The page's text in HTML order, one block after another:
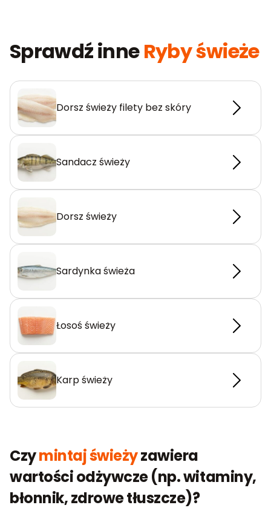
Sprawdź inneRyby świeże
Dorsz świeży filety bez skóry
Sandacz świeży
Dorsz świeży
Sardynka świeża
Łosoś świeży
Karp świeży
Czymintaj świeżyzawiera
wartości odżywcze (np. witaminy,
błonnik, zdrowe tłuszcze)?